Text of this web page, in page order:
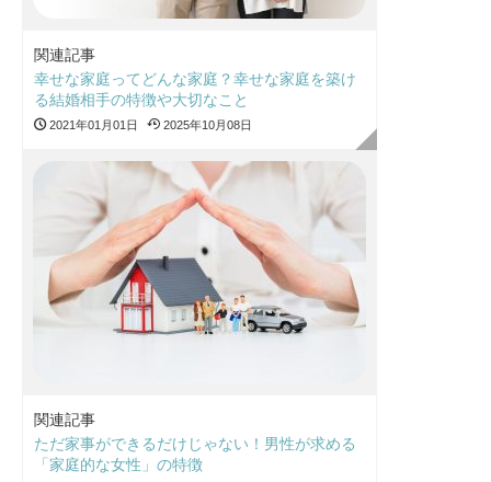
関連記事
幸せな家庭ってどんな家庭？幸せな家庭を築け
る結婚相手の特徴や大切なこと
2021年01月01日 2025年10月08日
関連記事
ただ家事ができるだけじゃない！男性が求める
「家庭的な女性」の特徴